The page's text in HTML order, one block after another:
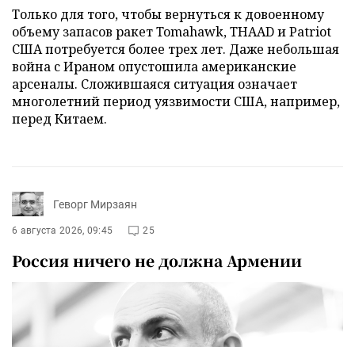
Только для того, чтобы вернуться к довоенному
объему запасов ракет Tomahawk, THAAD и Patriot
США потребуется более трех лет. Даже небольшая
война с Ираном опустошила американские
арсеналы. Сложившаяся ситуация означает
многолетний период уязвимости США, например,
перед Китаем.
Геворг Мирзаян
6 августа 2026, 09:45 25
Россия ничего не должна Армении